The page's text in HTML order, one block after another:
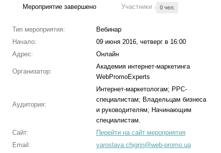
Мероприятие завершено Участники 0 чел.
Тип мероприятия:
Вебинар
Начало:
09 июня 2016, четверг в 16:00
Адрес:
Онлайн
Организатор:
Академия интернет-маркетинга
WebPromoExperts
Аудитория:
Интернет-маркетологам; PPC-
специалистам; Владельцам бизнеса
и руководителям; Начинающим
специалистам.
Сайт:
Перейти на сайт мероприятия
Email:
yaroslava.chigrin@web-promo.ua